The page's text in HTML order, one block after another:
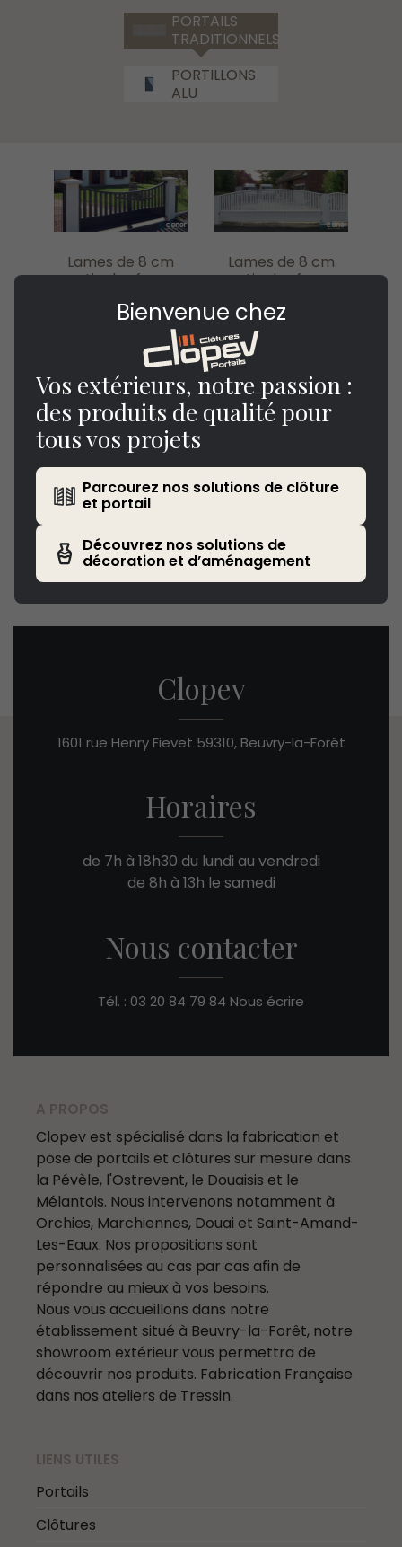
PORTAILS
TRADITIONNELS
PORTILLONS
ALU
Lames de 8 cm
verticales forme
(modèle 028)
Lames de 8 cm
verticales forme
(modèle 033)
Lames de 8 cm
verticales forme
chapeau de
gendarme
verticales forme
droite (modèle
Clopev
1601 rue Henry Fievet 59310, Beuvry-la-Forêt
Horaires
de 7h à 18h30 du lundi au vendredi
de 8h à 13h le samedi
Nous contacter
Tél. : 03 20 84 79 84 Nous écrire
A PROPOS
Clopev est spécialisé dans la fabrication et
pose de portails et clôtures sur mesure dans
la Pévèle, l'Ostrevent, le Douaisis et le
Mélantois. Nous intervenons notamment à
Orchies, Marchiennes, Douai et Saint-Amand-
Les-Eaux. Nos propositions sont
personnalisées au cas par cas afin de
répondre au mieux à vos besoins.
Nous vous accueillons dans notre
établissement situé à Beuvry-la-Forêt, notre
showroom extérieur vous permettra de
découvrir nos produits. Fabrication Française
dans nos ateliers de Tressin.
LIENS UTILES
Portails
Clôtures
Bienvenue chez
Vos extérieurs, notre passion :
des produits de qualité pour
tous vos projets
Parcourez nos solutions de clôture
et portail
Découvrez nos solutions de
décoration et d’aménagement